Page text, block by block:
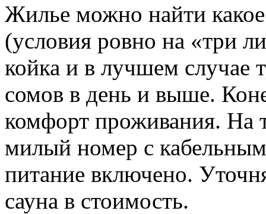
Жилье можно найти
(условия ровно на «три
койка и в лучшем случае
сомов в день и выше.
комфорт проживания. На
милый номер с
питание включено.
сауна в стоимость.